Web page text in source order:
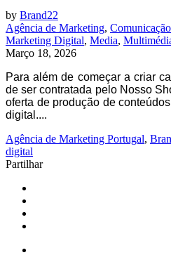
by Brand22
Agência de Marketing, Comunicação
Marketing Digital, Media,
Março 18, 2026
Para além de começar a criar
de ser contratada pelo Nosso
oferta de produção de
digital....
Agência de Marketing Portugal,
digital
Partilhar